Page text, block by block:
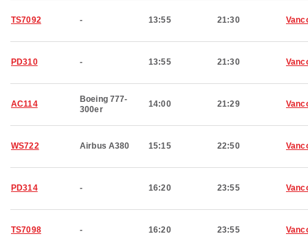
TS7092 - 13:55 21:30
PD310 - 13:55 21:30
AC114
Boeing 777-
300er
14:00 21:29
WS722 Airbus A380 15:15 22:50
PD314 - 16:20 23:55
TS7098 - 16:20 23:55